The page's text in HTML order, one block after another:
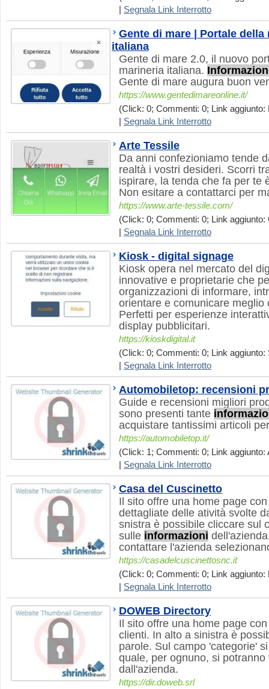
Segnala Link Interrotto
Gente di mare | Portale della
italiana
Gente di mare 2.0, il nuovo
marineria italiana.
Gente di mare augura buon
https://www.gentedimareonline.it/
(Click: 0; Commenti: 0; Link aggiunto:
Segnala Link Interrotto
Arte Tessile
Da anni confezioniamo tende
realtà i vostri desideri. Scorri
ispirare, la tenda che fa per te
Non esitare a contattarci per
https://www.arte-tessile.com/
(Click: 0; Commenti: 0; Link aggiunto:
Segnala Link Interrotto
Kiosk - digital signage
Kiosk opera nel mercato del
innovative e proprietarie che
organizzazioni di informare,
orientare e comunicare meglio
Perfetti per esperienze
display pubblicitari.
https://kioskdigital.it
(Click: 0; Commenti: 0; Link aggiunto:
Segnala Link Interrotto
Automobiletop: recensioni
Guide e recensioni migliori
sono presenti tante
acquistare tantissimi articoli
https://automobiletop.it/
(Click: 1; Commenti: 0; Link aggiunto:
Segnala Link Interrotto
Casa del Cuscinetto
Il sito offre una home page
dettagliate delle atività svolte
snistra è possibile cliccare sul
sulle informazioni
contattare l'azienda
https://casadelcuscinettosnc.it
(Click: 0; Commenti: 0; Link aggiunto:
Segnala Link Interrotto
DOWEB Directory
Il sito offre una home page
clienti. In alto a sinistra è
parole. Sul campo 'categorie'
quale, per ognuno, si
dall'azienda.
https://dir.doweb.srl